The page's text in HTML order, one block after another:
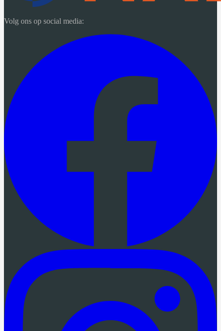
Volg ons op social media: